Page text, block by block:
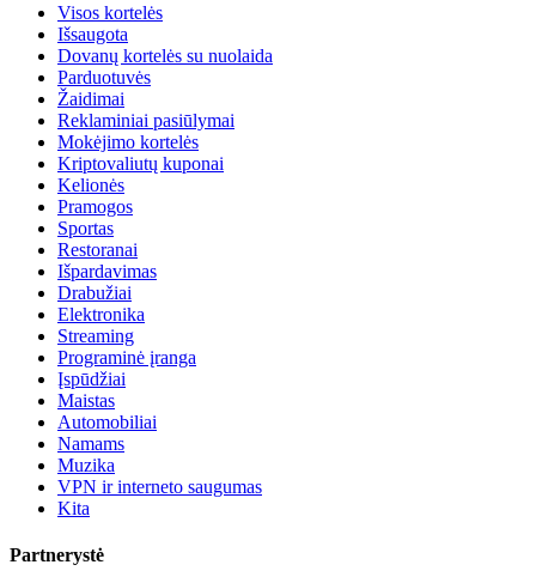
Visos kortelės
Išsaugota
Dovanų kortelės su nuolaida
Parduotuvės
Žaidimai
Reklaminiai pasiūlymai
Mokėjimo kortelės
Kriptovaliutų kuponai
Kelionės
Pramogos
Sportas
Restoranai
Išpardavimas
Drabužiai
Elektronika
Streaming
Programinė įranga
Įspūdžiai
Maistas
Automobiliai
Namams
Muzika
VPN ir interneto saugumas
Kita
Partnerystė